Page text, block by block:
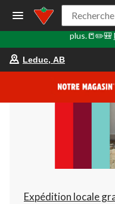
🎒✏️📒Le Retour en
fournitures scolaires,
plus.📒✏️🎒
Leduc, AB
Recherche
Expédition locale